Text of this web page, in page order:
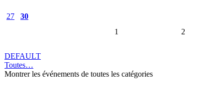
27
30
1
2
DEFAULT
Toutes…
Montrer les événements de toutes les catégories